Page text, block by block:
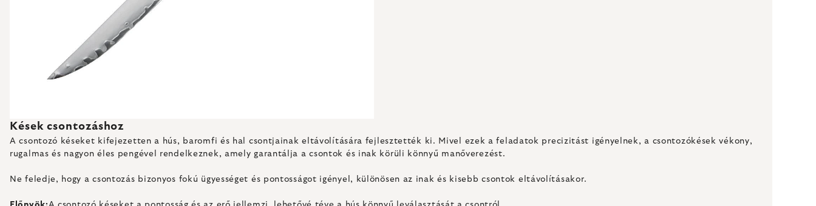
Kések csontozáshoz
A csontozó késeket kifejezetten a hús, baromfi és hal csontjainak eltávolítására fejlesztették ki. Mivel ezek a feladatok precizitást igényelnek, a csontozókések vékony,
rugalmas és nagyon éles pengével rendelkeznek, amely garantálja a csontok és inak körüli könnyű manőverezést.
Ne feledje, hogy a csontozás bizonyos fokú ügyességet és pontosságot igényel, különösen az inak és kisebb csontok eltávolításakor.